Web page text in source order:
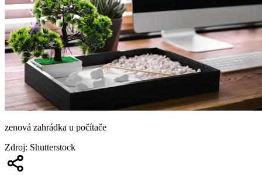
zenová zahrádka u počítače
Zdroj: Shutterstock